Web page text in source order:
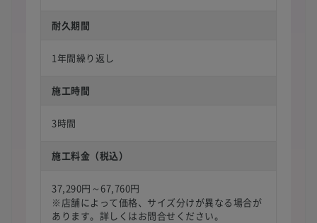
耐久期間
1年間繰り返し
施工時間
3時間
施工料金（税込）
37,290円～67,760円
※店舗によって価格、サイズ分けが異なる場合が
あります。詳しくはお問合せください。